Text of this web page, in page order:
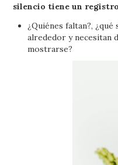
silencio tiene un
¿Quiénes faltan?,
alrededor y necesitan
mostrarse?